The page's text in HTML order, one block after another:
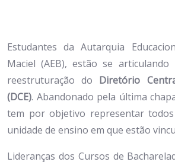
Estudantes da Autarquia
Maciel (AEB), estão se
reestruturação do Diretório
(DCE). Abandonado pela última
tem por objetivo representar
unidade de ensino em que estão
Lideranças dos Cursos de